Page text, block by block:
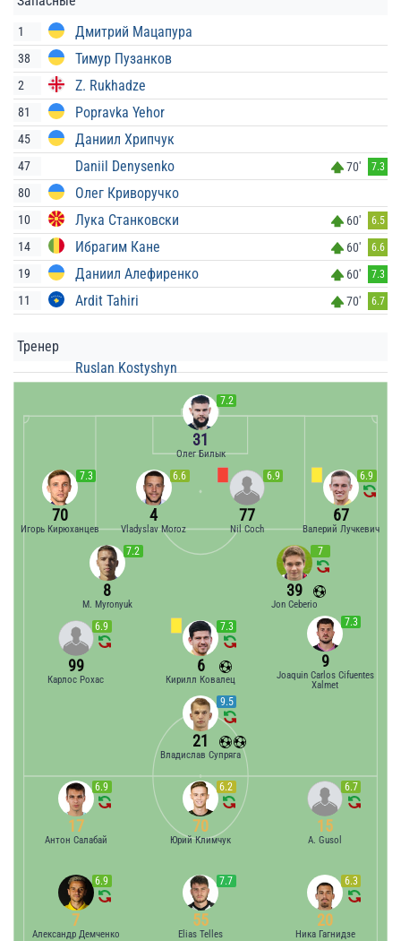
1 Дмитрий Мацапура
38 Тимур Пузанков
2 Z. Rukhadze
81 Popravka Yehor
45 Даниил Хрипчук
47 Daniil Denysenko 70' 7.3
80 Олег Криворучко
10 Лука Станковски 60' 6.5
14 Ибрагим Кане 60' 6.6
19 Даниил Алефиренко 60' 7.3
11 Ardit Tahiri 70' 6.7
Тренер
Ruslan Kostyshyn
7.2
31
Олег Билык
6.9
67
Валерий Лучкевич
6.9
77
Nil Coch
6.6
4
Vladyslav Moroz
7.3
70
Игорь Кирюханцев
7
39
Jon Ceberio
7.2
8
M. Myronyuk
7.3
9
Joaquin Carlos Cifuentes
Xalmet
7.3
6
Кирилл Ковалец
6.9
99
Карлос Рохас
9.5
21
Владислав Супряга
6.9
7
Александр Демченко
7.7
55
Elias Telles
6.3
20
Ника Гагнидзе
6.9
17
Антон Салабай
6.2
70
Юрий Климчук
6.7
15
A. Gusol